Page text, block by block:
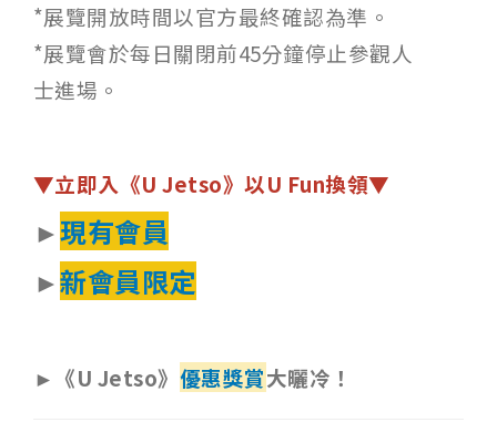
*展覽開放時間以官方最終確認為準。
*展覽會於每日關閉前45分鐘停止參觀人
士進場。
▼立即入《U Jetso》以U Fun換領▼
►現有會員
►新會員限定
►《U Jetso》 優惠獎賞大曬冷！